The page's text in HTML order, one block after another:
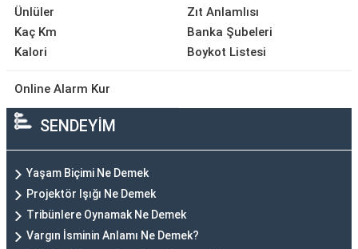
Ünlüler
Kaç Km
Kalori
Zıt Anlamlısı
Banka Şubeleri
Boykot Listesi
Online Alarm Kur
SENDEYİM
Yaşam Biçimi Ne Demek
Projektör Işığı Ne Demek
Tribünlere Oynamak Ne Demek
Vargın İsminin Anlamı Ne Demek?